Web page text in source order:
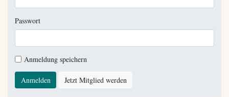
Passwort
Anmeldung speichern
Anmelden Jetzt Mitglied werden